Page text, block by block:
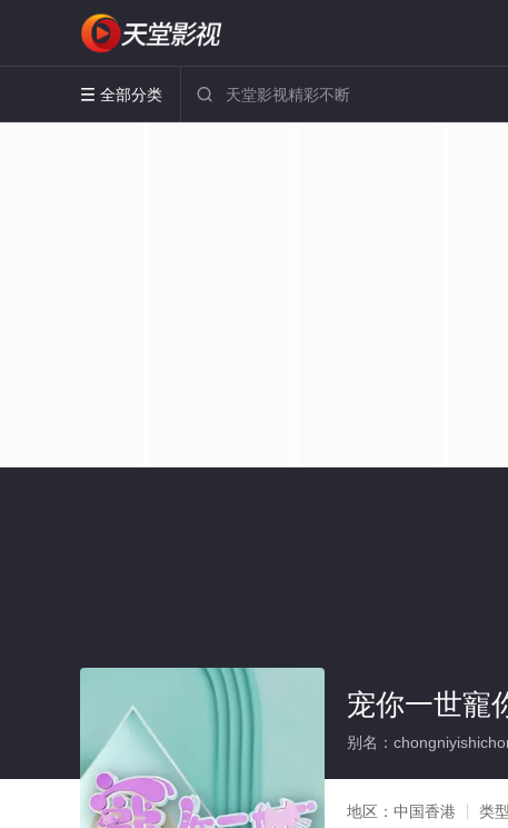
 全部分类 
宠你一世寵
别名：
地区： 中国香港 类